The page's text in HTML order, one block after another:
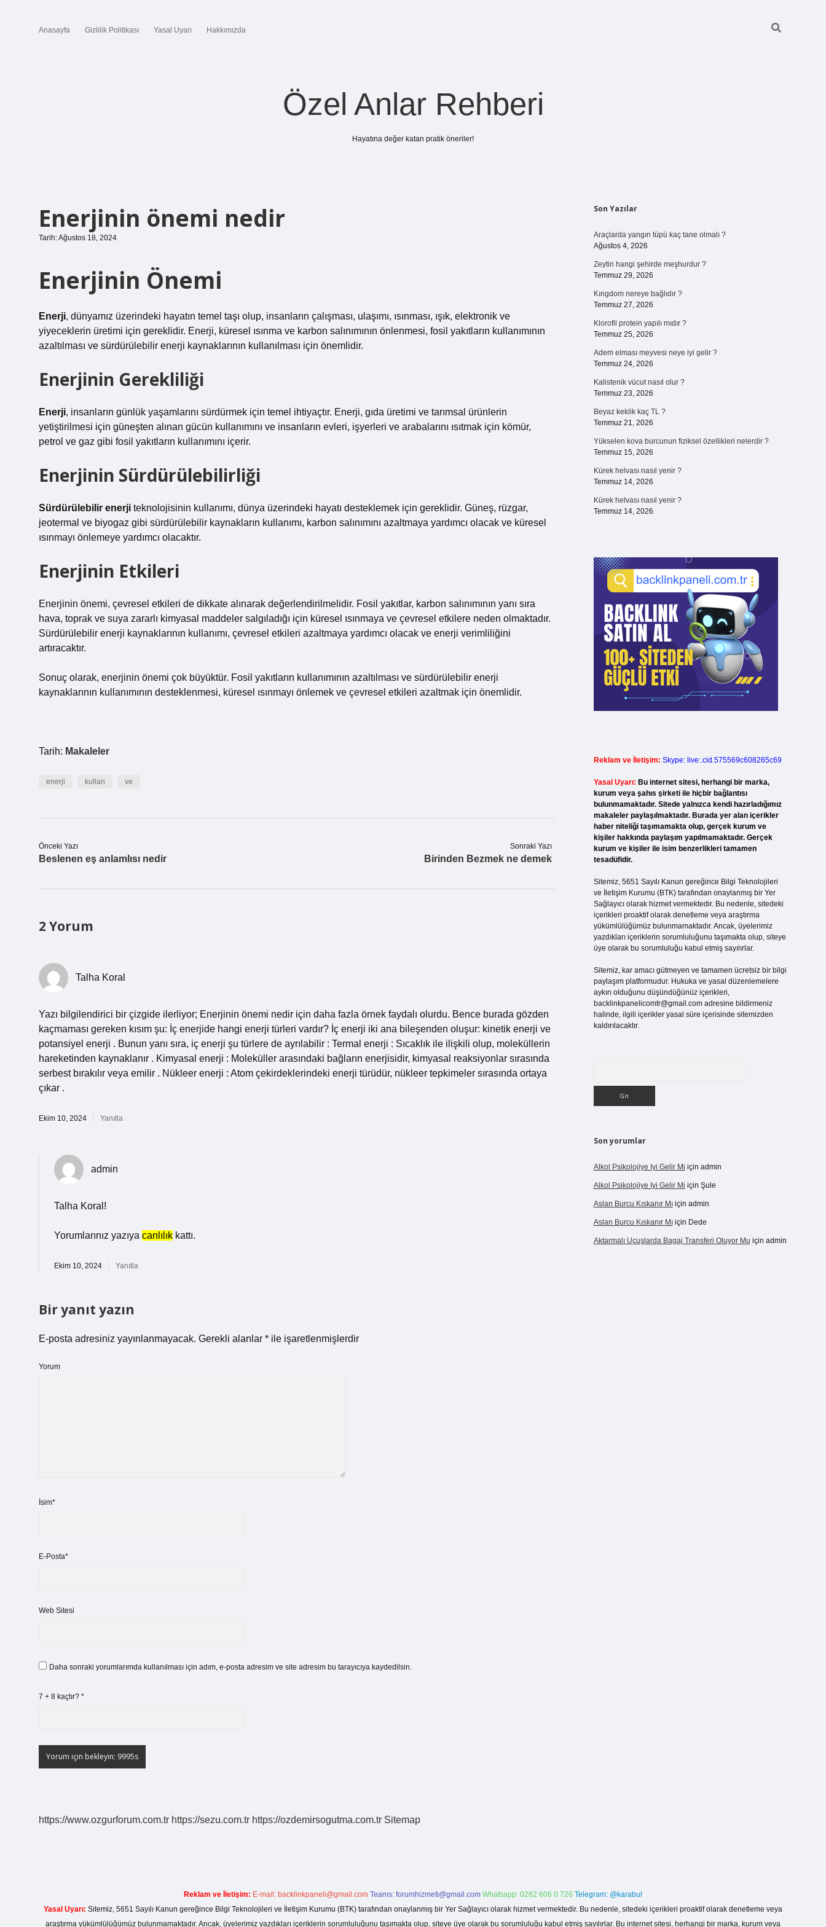
Anasayfa Gizlilik Politikası Yasal Uyarı Hakkımızda
Özel Anlar Rehberi
Hayatına değer katan pratik öneriler!
Enerjinin önemi nedir
Tarih: Ağustos 18, 2024
Enerjinin Önemi
Enerji, dünyamız üzerindeki hayatın temel taşı olup, insanların çalışması, ulaşımı, ısınması, ışık, elektronik ve
yiyeceklerin üretimi için gereklidir. Enerji, küresel ısınma ve karbon salınımının önlenmesi, fosil yakıtların kullanımının
azaltılması ve sürdürülebilir enerji kaynaklarının kullanılması için önemlidir.
Enerjinin Gerekliliği
Enerji, insanların günlük yaşamlarını sürdürmek için temel ihtiyaçtır. Enerji, gıda üretimi ve tarımsal ürünlerin
yetiştirilmesi için güneşten alınan gücün kullanımını ve insanların evleri, işyerleri ve arabalarını ısıtmak için kömür,
petrol ve gaz gibi fosil yakıtların kullanımını içerir.
Enerjinin Sürdürülebilirliği
Sürdürülebilir enerji teknolojisinin kullanımı, dünya üzerindeki hayatı desteklemek için gereklidir. Güneş, rüzgar,
jeotermal ve biyogaz gibi sürdürülebilir kaynakların kullanımı, karbon salınımını azaltmaya yardımcı olacak ve küresel
ısınmayı önlemeye yardımcı olacaktır.
Enerjinin Etkileri
Enerjinin önemi, çevresel etkileri de dikkate alınarak değerlendirilmelidir. Fosil yakıtlar, karbon salınımının yanı sıra
hava, toprak ve suya zararlı kimyasal maddeler salgıladığı için küresel ısınmaya ve çevresel etkilere neden olmaktadır.
Sürdürülebilir enerji kaynaklarının kullanımı, çevresel etkileri azaltmaya yardımcı olacak ve enerji verimliliğini
artıracaktır.
Sonuç olarak, enerjinin önemi çok büyüktür. Fosil yakıtların kullanımının azaltılması ve sürdürülebilir enerji
kaynaklarının kullanımının desteklenmesi, küresel ısınmayı önlemek ve çevresel etkileri azaltmak için önemlidir.
Tarih: Makaleler
enerji kullan ve
Önceki Yazı
Beslenen eş anlamlısı nedir
Sonraki Yazı
Birinden Bezmek ne demek
2 Yorum
Talha Koral
Yazı bilgilendirici bir çizgide ilerliyor; Enerjinin önemi nedir için daha fazla örnek faydalı olurdu. Bence burada gözden
kaçmaması gereken kısım şu: İç enerjide hangi enerji türleri vardır? İç enerji iki ana bileşenden oluşur: kinetik enerji ve
potansiyel enerji . Bunun yanı sıra, iç enerji şu türlere de ayrılabilir : Termal enerji : Sıcaklık ile ilişkili olup, moleküllerin
hareketinden kaynaklanır . Kimyasal enerji : Moleküller arasındaki bağların enerjisidir, kimyasal reaksiyonlar sırasında
serbest bırakılır veya emilir . Nükleer enerji : Atom çekirdeklerindeki enerji türüdür, nükleer tepkimeler sırasında ortaya
çıkar .
Ekim 10, 2024 Yanıtla
admin
Talha Koral!
Yorumlarınız yazıya canlılık kattı.
Ekim 10, 2024 Yanıtla
Bir yanıt yazın
E-posta adresiniz yayınlanmayacak. Gerekli alanlar * ile işaretlenmişlerdir
Yorum
İsim*
E-Posta*
Web Sitesi
Daha sonraki yorumlarımda kullanılması için adım, e-posta adresim ve site adresim bu tarayıcıya kaydedilsin.
7 + 8 kaçtır? *
https://www.ozgurforum.com.tr https://sezu.com.tr https://ozdemirsogutma.com.tr Sitemap
Sidebar
Son Yazılar
Araçlarda yangın tüpü kaç tane olmalı ?
Ağustos 4, 2026
Zeytin hangi şehirde meşhurdur ?
Temmuz 29, 2026
Kıngdom nereye bağlıdır ?
Temmuz 27, 2026
Klorofil protein yapılı mıdır ?
Temmuz 25, 2026
Adem elması meyvesi neye iyi gelir ?
Temmuz 24, 2026
Kalistenik vücut nasıl olur ?
Temmuz 23, 2026
Beyaz keklik kaç TL ?
Temmuz 21, 2026
Yükselen kova burcunun fiziksel özellikleri nelerdir ?
Temmuz 15, 2026
Kürek helvası nasıl yenir ?
Temmuz 14, 2026
Kürek helvası nasıl yenir ?
Temmuz 14, 2026
Reklam ve İletişim: Skype: live:.cid.575569c608265c69
Yasal Uyarı: Bu internet sitesi, herhangi bir marka,
kurum veya şahıs şirketi ile hiçbir bağlantısı
bulunmamaktadır. Sitede yalnızca kendi hazırladığımız
makaleler paylaşılmaktadır. Burada yer alan içerikler
haber niteliği taşımamakta olup, gerçek kurum ve
kişiler hakkında paylaşım yapılmamaktadır. Gerçek
kurum ve kişiler ile isim benzerlikleri tamamen
tesadüfidir.
Sitemiz, 5651 Sayılı Kanun gereğince Bilgi Teknolojileri
ve İletişim Kurumu (BTK) tarafından onaylanmış bir Yer
Sağlayıcı olarak hizmet vermektedir. Bu nedenle, sitedeki
içerikleri proaktif olarak denetleme veya araştırma
yükümlülüğümüz bulunmamaktadır. Ancak, üyelerimiz
yazdıkları içeriklerin sorumluluğunu taşımakta olup, siteye
üye olarak bu sorumluluğu kabul etmiş sayılırlar.
Sitemiz, kar amacı gütmeyen ve tamamen ücretsiz bir bilgi
paylaşım platformudur. Hukuka ve yasal düzenlemelere
aykırı olduğunu düşündüğünüz içerikleri,
backlinkpanelicomtr@gmail.comadresine bildirmeniz
halinde, ilgili içerikler yasal süre içerisinde sitemizden
kaldırılacaktır.
Son yorumlar
Alkol Psikolojiye Iyi Gelir Mi için admin
Alkol Psikolojiye Iyi Gelir Mi için Şule
Aslan Burcu Kıskanır Mıiçin admin
Aslan Burcu Kıskanır Mıiçin Dede
Aktarmalı Uçuşlarda Bagaj Transferi Oluyor Mu için admin
Reklam ve İletişim: E-mail: backlinkpaneli@gmail.com Teams: forumhizmeti@gmail.com Whatsapp: 0262 606 0 726 Telegram: @karabul
Yasal Uyarı: Sitemiz, 5651 Sayılı Kanun gereğince Bilgi Teknolojileri ve İletişim Kurumu (BTK) tarafından onaylanmış bir Yer Sağlayıcı olarak hizmet vermektedir. Bu nedenle, sitedeki içerikleri proaktif olarak denetleme veya
araştırma yükümlülüğümüz bulunmamaktadır. Ancak, üyelerimiz yazdıkları içeriklerin sorumluluğunu taşımakta olup, siteye üye olarak bu sorumluluğu kabul etmiş sayılırlar. Bu internet sitesi, herhangi bir marka, kurum veya